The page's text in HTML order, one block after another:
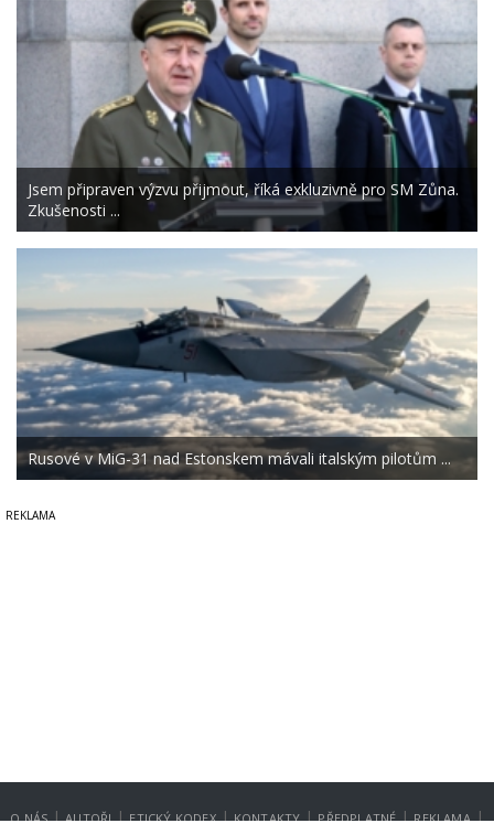
Jsem připraven výzvu přijmout, říká exkluzivně pro SM Zůna.
Zkušenosti ...
Rusové v MiG-31 nad Estonskem mávali italským pilotům ...
O NÁS | AUTOŘI | ETICKÝ KODEX | KONTAKTY | PŘEDPLATNÉ | REKLAMA |